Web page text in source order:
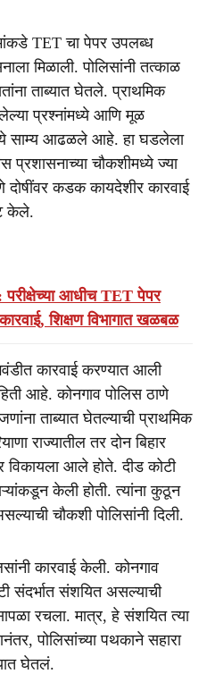
TET चा पेपर उपलब्ध
मिळाली. पोलिसांनी तत्काळ
ताब्यात घेतले. प्राथमिक
प्रश्नांमध्ये आणि मूळ
साम्य आढळले आहे. हा घडलेला
प्रशासनाच्या चौकशीमध्ये ज्या
दोषींवर कडक कायदेशीर कारवाई
केले.
आधीच TET पेपर
शिक्षण विभागात खळबळ
कारवाई करण्यात आली
आहे. कोनगाव पोलिस ठाणे
ताब्यात घेतल्याची प्राथमिक
राज्यातील तर दोन बिहार
आले होते. दीड कोटी
केली होती. त्यांना कुठून
चौकशी पोलिसांनी दिली.
कारवाई केली. कोनगाव
संदर्भात संशयित असल्याची
रचला. मात्र, हे संशयित त्या
पोलिसांच्या पथकाने सहारा
घेतलं.